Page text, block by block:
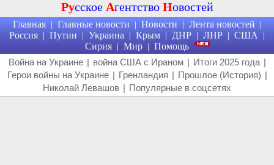
Русское Агентство Новостей
Главная | Главные новости | Новости | Лента новостей |
Россия | Путин | Украина | Крым | ДНР | ЛНР | США |
Сирия | Мир | Помощь
Война на Украине | война США с Ираном | Итоги 2025 года |
Герои войны на Украине | Гренландия | Прошлое (История) |
Николай Левашов | Популярные в соцсетях